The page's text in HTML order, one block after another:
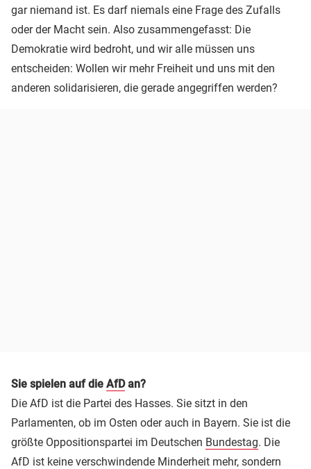
gar niemand ist. Es darf niemals eine Frage des Zufalls
oder der Macht sein. Also zusammengefasst: Die
Demokratie wird bedroht, und wir alle müssen uns
entscheiden: Wollen wir mehr Freiheit und uns mit den
anderen solidarisieren, die gerade angegriffen werden?
Sie spielen auf die AfDan?
Die AfD ist die Partei des Hasses. Sie sitzt in den
Parlamenten, ob im Osten oder auch in Bayern. Sie ist die
größte Oppositionspartei im Deutschen Bundestag. Die
AfD ist keine verschwindende Minderheit mehr, sondern